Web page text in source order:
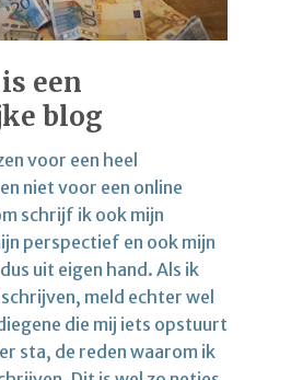
een
blog
voor een heel
niet voor een online
schrijf ik ook mijn
perspectief en ook mijn
uit eigen hand. Als ik
meld echter wel
die mij iets opstuurt
sta, de reden waarom ik